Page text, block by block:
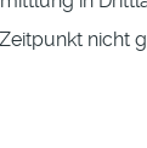
nicht